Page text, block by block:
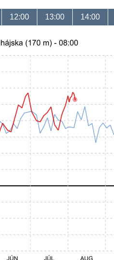
12:00 13:00 14:00